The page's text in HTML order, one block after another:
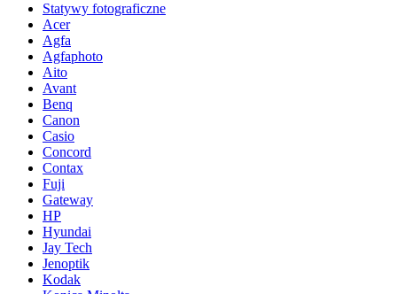
Statywy fotograficzne
Acer
Agfa
Agfaphoto
Aito
Avant
Benq
Canon
Casio
Concord
Contax
Fuji
Gateway
HP
Hyundai
Jay Tech
Jenoptik
Kodak